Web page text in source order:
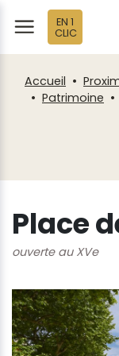
EN 1
CLIC
Accueil
Patrimoine
Place
ouverte au XVe
Fenêtre
de
chat
Panneau de